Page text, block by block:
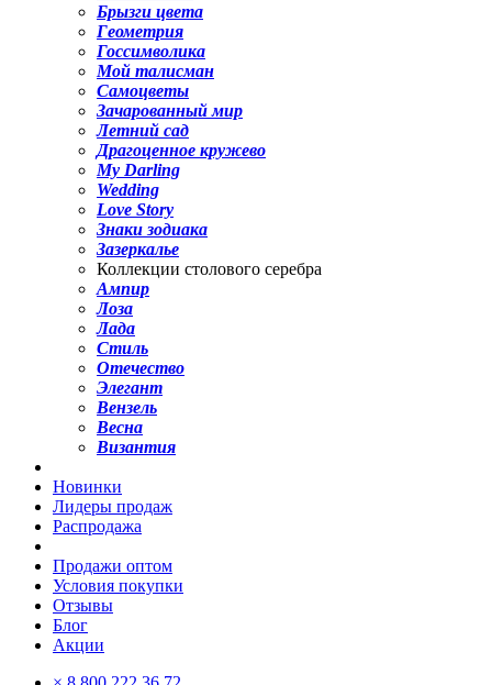
Брызги цвета
Геометрия
Госсимволика
Мой талисман
Самоцветы
Зачарованный мир
Летний сад
Драгоценное кружево
My Darling
Wedding
Love Story
Знаки зодиака
Зазеркалье
Коллекции столового серебра
Ампир
Лоза
Лада
Стиль
Отечество
Элегант
Вензель
Весна
Византия
Новинки
Лидеры продаж
Распродажа
Продажи оптом
Условия покупки
Отзывы
Блог
Акции